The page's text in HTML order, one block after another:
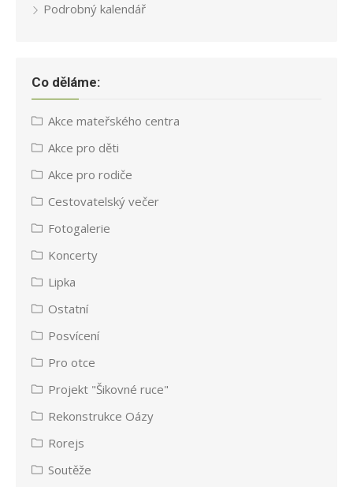
Podrobný kalendář
Co děláme:
Akce mateřského centra
Akce pro děti
Akce pro rodiče
Cestovatelský večer
Fotogalerie
Koncerty
Lipka
Ostatní
Posvícení
Pro otce
Projekt "Šikovné ruce"
Rekonstrukce Oázy
Rorejs
Soutěže